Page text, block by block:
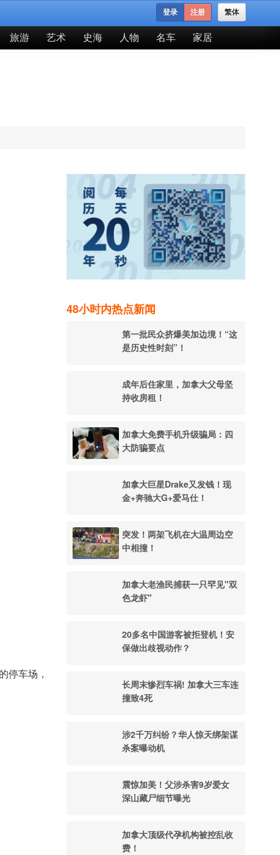
繁体
登录 注册
旅游 艺术 史海 人物 名车 家居
停车场，
48小时内热点新闻
第一批民众挤爆美加边境！“这
是历史性时刻”！
成年后住家里，加拿大父母坚
持收房租！
加拿大免费手机升级骗局：四
大防骗要点
加拿大巨星Drake又发钱！现
金+奔驰大G+爱马仕！
突发！两架飞机在大温周边空
中相撞！
加拿大老渔民捕获一只罕见"双
色龙虾"
20多名中国游客被拒登机！安
保做出歧视动作？
长周末惨烈车祸! 加拿大三车连
撞致4死
涉2千万纠纷？华人惊天绑架谋
杀案曝动机
震惊加美！父涉杀害9岁爱女
深山藏尸细节曝光
加拿大顶级代孕机构被控乱收
费！